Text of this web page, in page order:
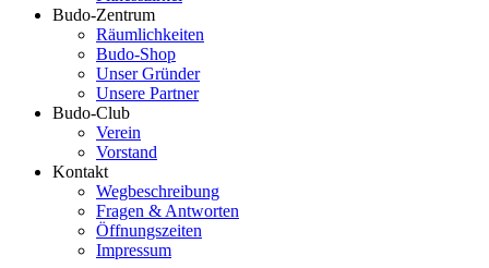
Budo-Zentrum
Räumlichkeiten
Budo-Shop
Unser Gründer
Unsere Partner
Budo-Club
Verein
Vorstand
Kontakt
Wegbeschreibung
Fragen & Antworten
Öffnungszeiten
Impressum